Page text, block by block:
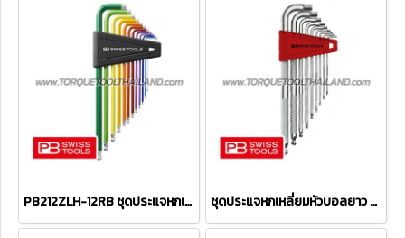
PB212ZLH-12RB ชุดประแจหกเหลี่ยมหัวบอลยาว (สีรุ้ง) ขนาด 1/20"-5/16" (12 ตัวชุด) ชุดประแจหกเหลี่ยมหัวบอลยาว PB3212LH